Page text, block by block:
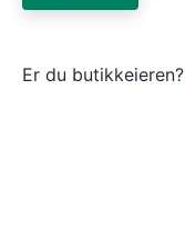
Er du butikkeieren?